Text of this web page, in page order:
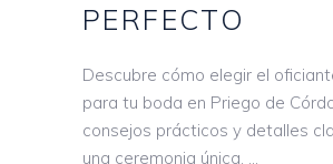
PERFECTO
Descubre cómo elegir el
para tu boda en Priego de
consejos prácticos y detalles
una ceremonia única.